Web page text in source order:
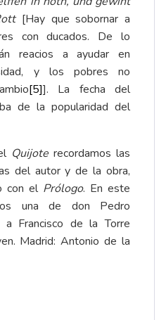
[Hay que sobornar a
con ducados. De lo
reacios a ayudar en
y los pobres no
[5]]. La fecha del
de la popularidad del
Quijoterecordamos las
del autor y de la obra,
con el Prólogo. En este
una de don Pedro
Francisco de la Torre
Madrid: Antonio de la